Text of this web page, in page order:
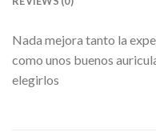
Nada mejora tanto la
como unos buenos
elegirlos